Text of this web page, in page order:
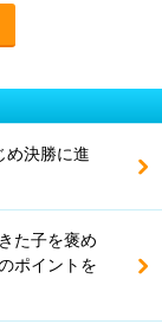
決勝に進
た子を褒め
ポイントを